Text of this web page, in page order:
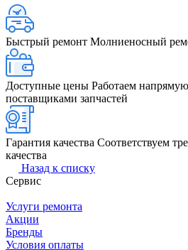
Быстрый ремонт Молниеносный
Доступные цены Работаем
поставщиками запчастей
Гарантия качества Соответствуем
качества
Назад к списку
Сервис
Услуги ремонта
Акции
Бренды
Условия оплаты